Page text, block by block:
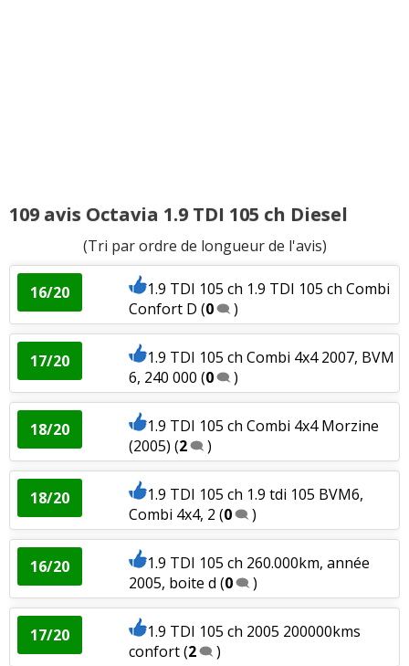
1.6 TDI 105 ch Combi 1.6 tdi elegance
avril 2(0)
15/20
1.6 TDI 105 ch 2 ans 7 mois, 70600km,
2011 Gr(0)
02/20
1.6 TDI 105 ch DSG7, 138500Km,
11/2010, jante(1)
18/20
1.6 TDI 105 ch BVM5, 163000km,
02/2012(0)
18/20
1.6 TDI 105 ch 70000km FEV/2013
Série II ELEG(0)
15/20
1.6 TDI 105 ch Berline octobre 2013
finition(2)
00/20
1.6 TDI 105 ch 2019, boite 5, 2000km,
jante a(2)
109 avis Octavia 1.9 TDI 105 ch Diesel
(Tri par ordre de longueur de l'avis)
16/20
1.9 TDI 105 ch 1.9 TDI 105 ch Combi
Confort D (0 )
17/20
1.9 TDI 105 ch Combi 4x4 2007, BVM
6, 240 000 (0 )
18/20
1.9 TDI 105 ch Combi 4x4 Morzine
(2005) (2 )
18/20
1.9 TDI 105 ch 1.9 tdi 105 BVM6,
Combi 4x4, 2 (0 )
16/20
1.9 TDI 105 ch 260.000km, année
2005, boite d (0 )
17/20
1.9 TDI 105 ch 2005 200000kms
confort(2 )